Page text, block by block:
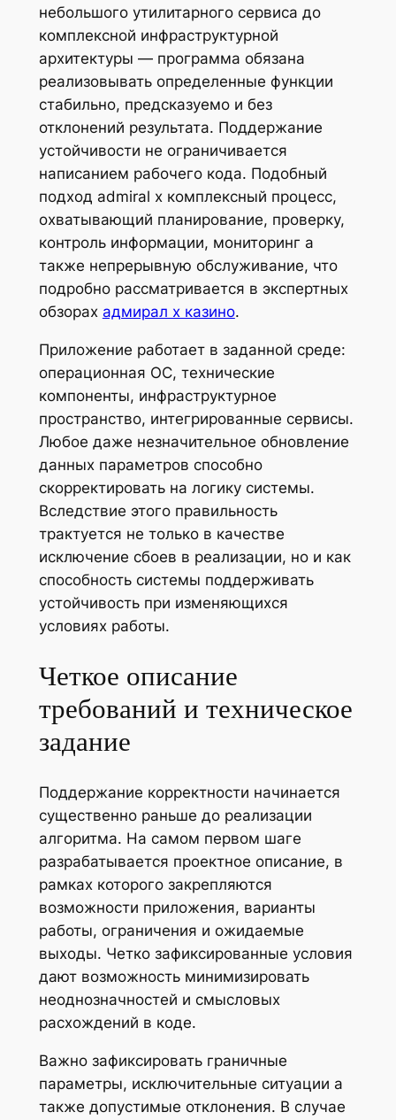
небольшого утилитарного сервиса до
комплексной инфраструктурной
архитектуры — программа обязана
реализовывать определенные функции
стабильно, предсказуемо и без
отклонений результата. Поддержание
устойчивости не ограничивается
написанием рабочего кода. Подобный
подход admiral x комплексный процесс,
охватывающий планирование, проверку,
контроль информации, мониторинг а
также непрерывную обслуживание, что
подробно рассматривается в экспертных
обзорах адмирал х казино.
Приложение работает в заданной среде:
операционная ОС, технические
компоненты, инфраструктурное
пространство, интегрированные сервисы.
Любое даже незначительное обновление
данных параметров способно
скорректировать на логику системы.
Вследствие этого правильность
трактуется не только в качестве
исключение сбоев в реализации, но и как
способность системы поддерживать
устойчивость при изменяющихся
условиях работы.
Четкое описание
требований и техническое
задание
Поддержание корректности начинается
существенно раньше до реализации
алгоритма. На самом первом шаге
разрабатывается проектное описание, в
рамках которого закрепляются
возможности приложения, варианты
работы, ограничения и ожидаемые
выходы. Четко зафиксированные условия
дают возможность минимизировать
неоднозначностей и смысловых
расхождений в коде.
Важно зафиксировать граничные
параметры, исключительные ситуации а
также допустимые отклонения. В случае